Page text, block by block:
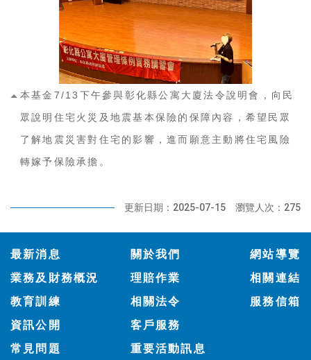
本基金7/13下午參與彰化縣公寓大廈法令說明會，向民
眾說明住宅火災及地震基本保險的保障內容，希望民眾
了解地震災害對住宅的影響，進而願意主動將住宅風險
轉嫁予保險承擔。
更新日期：2025-07-15 瀏覽人次：275
最新消息
關於我們
業務及財務概況
理賠作業
教育訓練
相關法令
資訊公開
客戶服務
常見問題
重要活動訊息
網站導覽
相關連結
服務信箱